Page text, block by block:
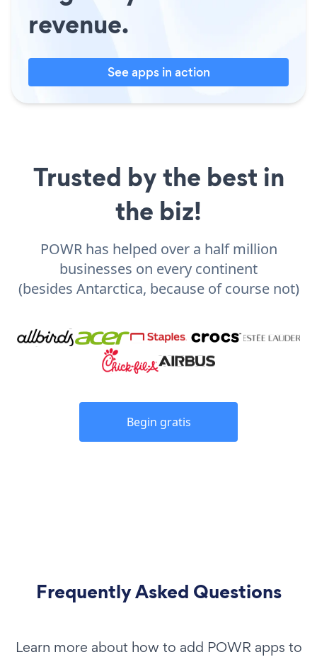
revenue.
See apps in action
Trusted by the best in
the biz!
POWR has helped over a half million
businesses on every continent
(besides Antarctica, because of course not)
Begin gratis
Frequently Asked Questions
Learn more about how to add POWR apps to